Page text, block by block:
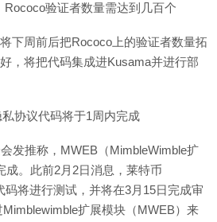
Rococo验证者数量需达到几百个
下周前后把Rococo上的验证者数量拓
，将把代码集成进Kusama并进行部
私协议代码将于1周内完成
发推称，MWEB（MimbleWimble扩
成。此前2月2日消息，莱特币
码将进行测试，并将在3月15日完成审
扩展模块（MWEB）来